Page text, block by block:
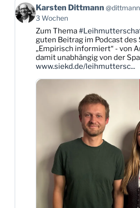
Beitrag
von
Karsten
Dittmann
Bluesky
ansehen
Karsten Dittmann
3 Wochen
Zum Thema
guten Beitrag im Podcast des
„Empirisch informiert“ - von
damit unabhängig von der
www.siekd.de/leihmuttersc...